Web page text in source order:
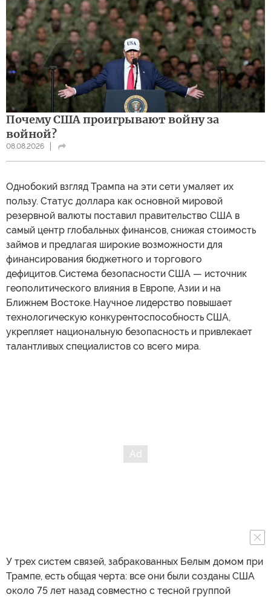
Почему США проигрывают войну за
войной?
08.08.2026
Однобокий взгляд Трампа на эти сети умаляет их
пользу. Статус доллара как основной мировой
резервной валюты поставил правительство США в
самый центр глобальных финансов, снижая стоимость
займов и предлагая широкие возможности для
финансирования бюджетного и торгового
дефицитов. Система безопасности США — источник
геополитического влияния в Европе, Азии и на
Ближнем Востоке. Научное лидерство повышает
технологическую конкурентоспособность США,
укрепляет национальную безопасность и привлекает
талантливых специалистов со всего мира.
У трех систем связей, забракованных Белым домом при
Трампе, есть общая черта: все они были созданы США
около 75 лет назад совместно с тесной группой